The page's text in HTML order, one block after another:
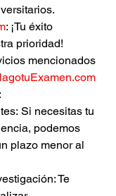
: ¡Tu éxito
prioridad!
mencionados
Si necesitas tu
podemos
plazo menor al
Te